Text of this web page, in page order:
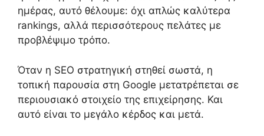
ημέρας, αυτό θέλουμε: όχι απλώς καλύτερα
rankings, αλλά περισσότερους πελάτες με
προβλέψιμο τρόπο.
Όταν η SEO στρατηγική στηθεί σωστά, η
τοπική παρουσία στη Google μετατρέπεται σε
περιουσιακό στοιχείο της επιχείρησης. Και
αυτό είναι το μεγάλο κέρδος και μετά.